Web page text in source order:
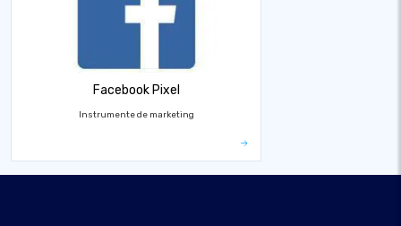
Facebook Pixel
Instrumente de marketing